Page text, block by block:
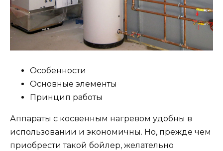
Особенности
Основные элементы
Принцип работы
Аппараты с косвенным нагревом удобны в
использовании и экономичны. Но, прежде чем
приобрести такой бойлер, желательно